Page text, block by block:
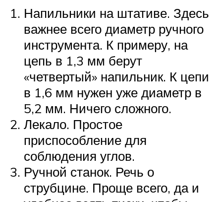
Напильники на штативе. Здесь
важнее всего диаметр ручного
инструмента. К примеру, на
цепь в 1,3 мм берут
«четвертый» напильник. К цепи
в 1,6 мм нужен уже диаметр в
5,2 мм. Ничего сложного.
Лекало. Простое
приспособление для
соблюдения углов.
Ручной станок. Речь о
струбцине. Проще всего, да и